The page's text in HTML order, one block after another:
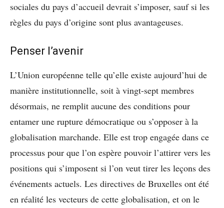
sociales du pays d’accueil devrait s’imposer, sauf si les
règles du pays d’origine sont plus avantageuses.
Penser l’avenir
L’Union européenne telle qu’elle existe aujourd’hui de
manière institutionnelle, soit à vingt-sept membres
désormais, ne remplit aucune des conditions pour
entamer une rupture démocratique ou s’opposer à la
globalisation marchande. Elle est trop engagée dans ce
processus pour que l’on espère pouvoir l’attirer vers les
positions qui s’imposent si l’on veut tirer les leçons des
événements actuels. Les directives de Bruxelles ont été
en réalité les vecteurs de cette globalisation, et on le